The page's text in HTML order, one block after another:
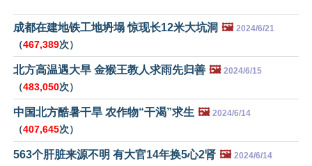
成都在建地铁工地坍塌 惊现长12米大坑洞 🖼️ 2024/6/21
（467,389次）
北方高温遇大旱 金猴王教人求雨先归善 🖼️ 2024/6/15
（483,050次）
中国北方酷暑干旱 农作物“干渴”求生 🖼️ 2024/6/14
（407,645次）
563个肝脏来源不明 有大官14年换5心2肾 🖼️ 2024/6/14